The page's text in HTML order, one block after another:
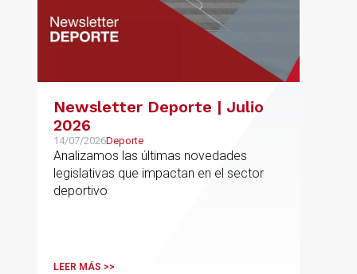
Newsletter Deporte | Julio
2026
14/07/2026Deporte
Analizamos las últimas novedades
legislativas que impactan en el sector
deportivo
LEER MÁS >>